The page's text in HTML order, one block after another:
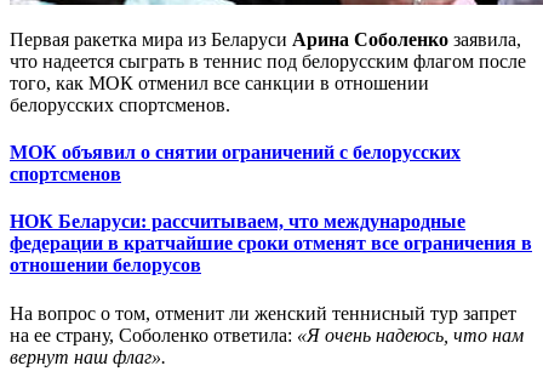
Первая ракетка мира из Беларуси Арина Соболенко заявила,
что надеется сыграть в теннис под белорусским флагом после
того, как МОК отменил все санкции в отношении
белорусских спортсменов.
МОК объявил о снятии ограничений с белорусских
спортсменов
НОК Беларуси: рассчитываем, что международные
федерации в кратчайшие сроки отменят все ограничения в
отношении белорусов
На вопрос о том, отменит ли женский теннисный тур запрет
на ее страну, Соболенко ответила: «Я очень надеюсь, что нам
вернут наш флаг».